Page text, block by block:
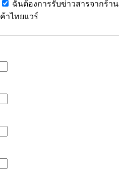
ฉันต้องการรับข่าวสารจากร้าน
ค้าไทยแวร์